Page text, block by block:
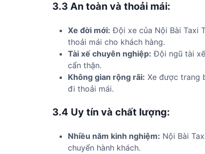
3.3 An toàn và thoải mái:
Xe đời mới: Đội xe của Nội Bài Taxi
thoải mái cho khách hàng.
Tài xế chuyên nghiệp: Đội ngũ tài
cẩn thận.
Không gian rộng rãi: Xe được trang
đi thoải mái.
3.4 Uy tín và chất lượng:
Nhiều năm kinh nghiệm: Nội Bài
chuyển hành khách.